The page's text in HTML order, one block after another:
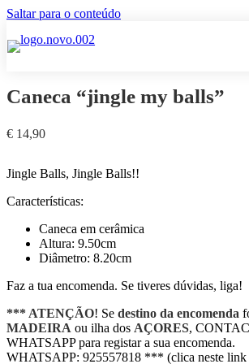
Saltar para o conteúdo
Caneca “jingle my balls”
€ 14,90
Jingle Balls, Jingle Balls!!
Características:
Caneca em cerâmica
Altura: 9.50cm
Diâmetro: 8.20cm
Faz a tua encomenda. Se tiveres dúvidas, liga!
*** ATENÇÃO! Se destino da encomenda
MADEIRA ou ilha dos AÇORES,
WHATSAPP para registar a sua encomenda.
WHATSAPP: 925557818 *** (clica neste link